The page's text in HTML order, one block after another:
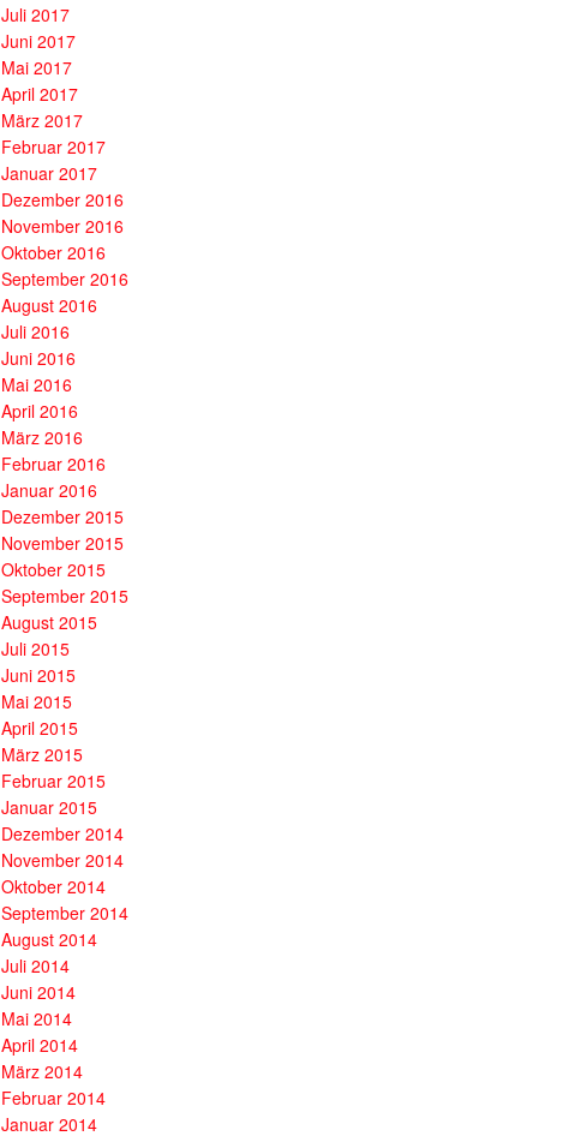
Juli 2017
Juni 2017
Mai 2017
April 2017
März 2017
Februar 2017
Januar 2017
Dezember 2016
November 2016
Oktober 2016
September 2016
August 2016
Juli 2016
Juni 2016
Mai 2016
April 2016
März 2016
Februar 2016
Januar 2016
Dezember 2015
November 2015
Oktober 2015
September 2015
August 2015
Juli 2015
Juni 2015
Mai 2015
April 2015
März 2015
Februar 2015
Januar 2015
Dezember 2014
November 2014
Oktober 2014
September 2014
August 2014
Juli 2014
Juni 2014
Mai 2014
April 2014
März 2014
Februar 2014
Januar 2014